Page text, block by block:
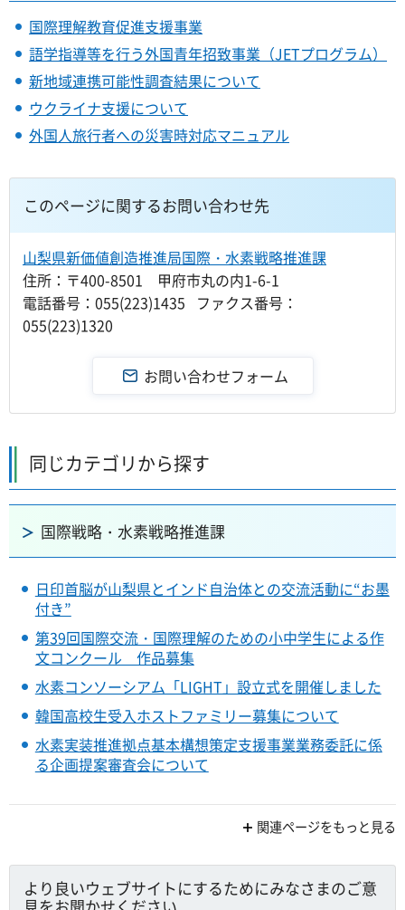
国際理解教育促進支援事業
語学指導等を行う外国青年招致事業（JETプログラム）
新地域連携可能性調査結果について
ウクライナ支援について
外国人旅行者への災害時対応マニュアル
このページに関するお問い合わせ先
山梨県新価値創造推進局国際・水素戦略推進課
住所：〒400-8501 甲府市丸の内1-6-1
電話番号：055(223)1435 ファクス番号：
055(223)1320
同じカテゴリから探す
国際戦略・水素戦略推進課
日印首脳が山梨県とインド自治体との交流活動に“お墨
付き”
第39回国際交流・国際理解のための小中学生による作
文コンクール 作品募集
水素コンソーシアム「LIGHT」設立式を開催しました
韓国高校生受入ホストファミリー募集について
水素実装推進拠点基本構想策定支援事業業務委託に係
る企画提案審査会について
関連ページをもっと見る
より良いウェブサイトにするためにみなさまのご意